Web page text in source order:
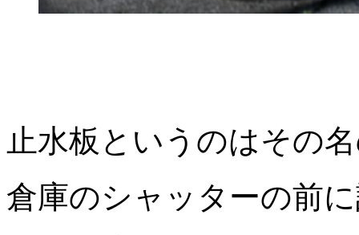
止水板というのはその
倉庫のシャッターの前